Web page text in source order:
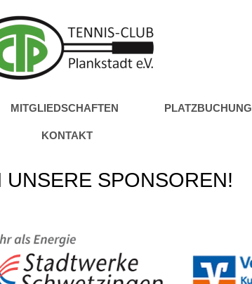
MITGLIEDSCHAFTEN PLATZBUCHUNG
KONTAKT
UNSERE SPONSOREN!